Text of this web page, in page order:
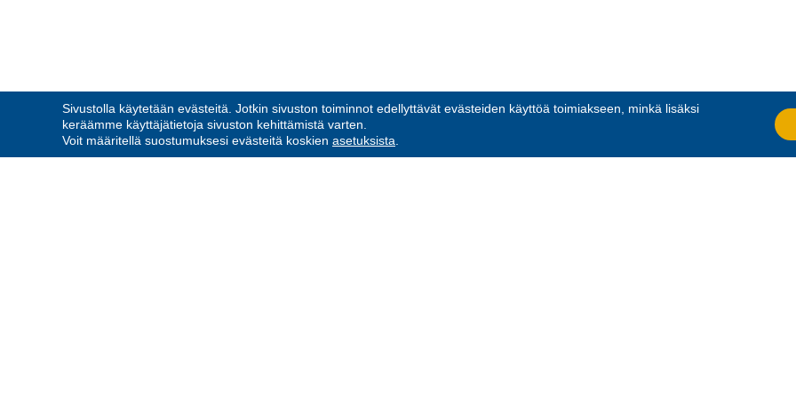
Sivustolla käytetään evästeitä. Jotkin sivuston toiminnot edellyttävät evästeiden käyttöä toimiakseen, minkä lisäksi
keräämme käyttäjätietoja sivuston kehittämistä varten.
Voit määritellä suostumuksesi evästeitä koskien asetuksista